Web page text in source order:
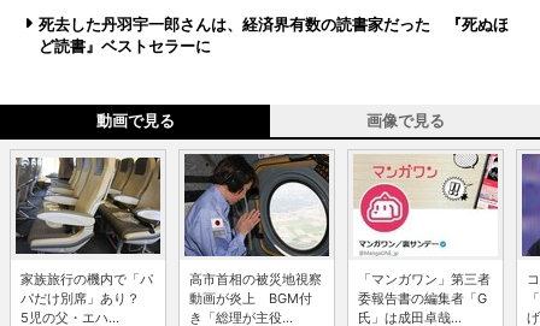
死去した丹羽宇一郎さんは、経済界有数の読書家だった 『死ぬほ
ど読書』ベストセラーに
動画で見る 画像で見る
家族旅行の機内で「パ
パだけ別席」あり？
5児の父・エハ...
高市首相の被災地視察
動画が炎上 BGM付
き「総理が主役...
「マンガワン」第三者
委報告書の編集者「G
氏」は成田卓哉...